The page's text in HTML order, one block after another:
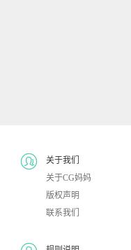
关于我们
关于CG妈妈
版权声明
联系我们